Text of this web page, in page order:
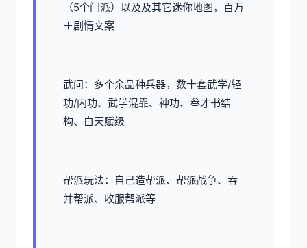
（5个门派）以及及其它迷你地图，百万
＋剧情文案
武问：多个余品种兵器，数十套武学/轻
功/内功、武学混靠、神功、叁才书结
构、白天赋级
帮派玩法：自己造帮派、帮派战争、吞
并帮派、收服帮派等